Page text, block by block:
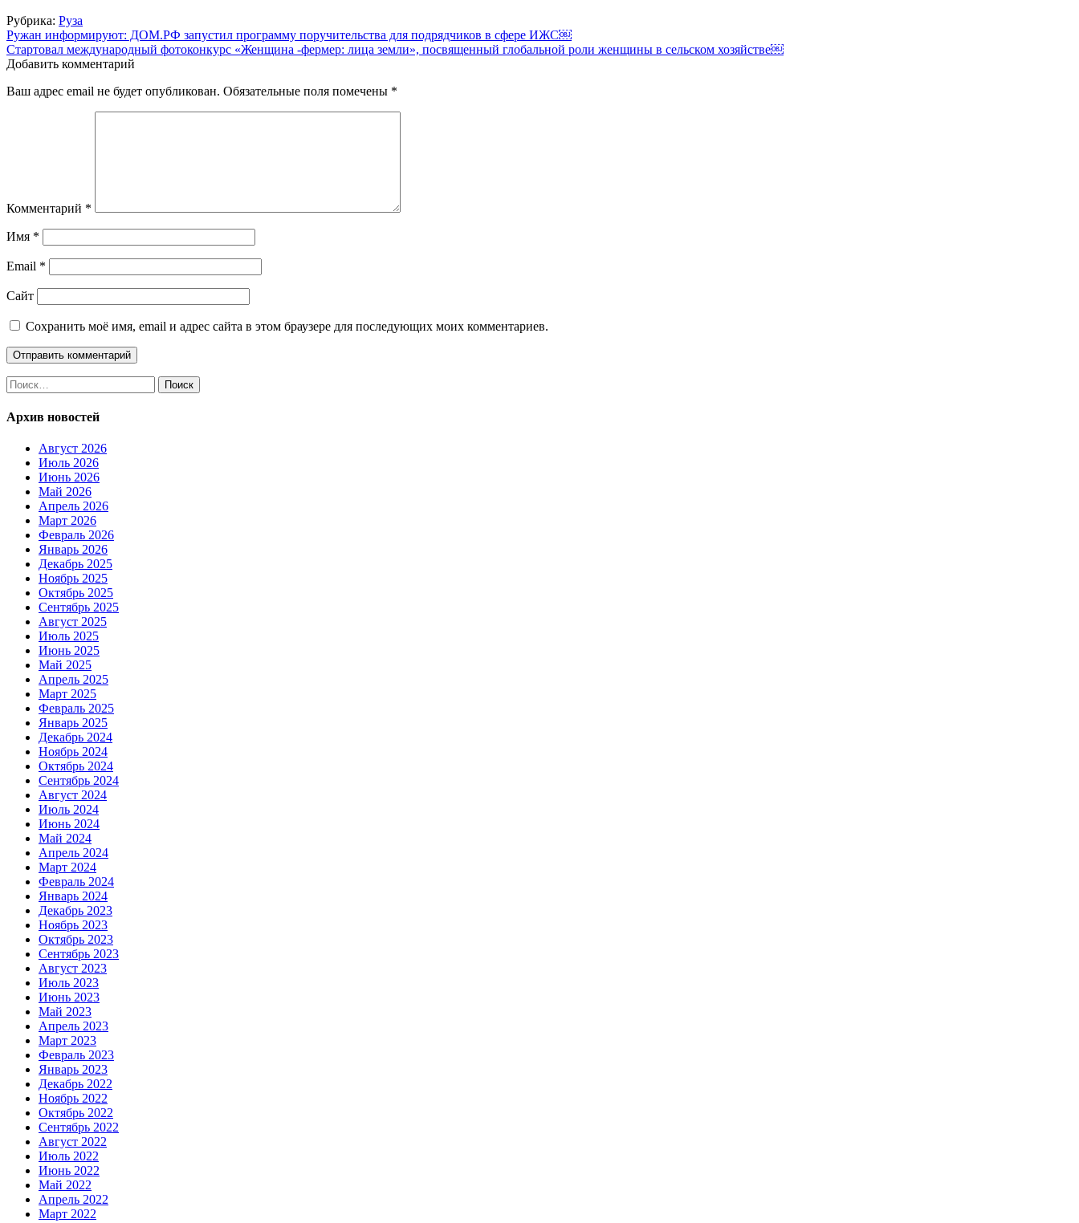
Рубрика: Руза
Навигация
по
Ружан информируют: ДОМ.РФ запустил программу поручительства для подрядчиков в сфере ИЖС￼
Стартовал международный фотоконкурс «Женщина -фермер: лица земли», посвященный глобальной роли женщины в сельском хозяйстве￼
Добавить комментарий
Ваш адрес email не будет опубликован. Обязательные поля помечены *
Комментарий *
Имя *
Email *
Сайт
Сохранить моё имя, email и адрес сайта в этом браузере для последующих моих комментариев.
Найти:
Архив новостей
Август 2026
Июль 2026
Июнь 2026
Май 2026
Апрель 2026
Март 2026
Февраль 2026
Январь 2026
Декабрь 2025
Ноябрь 2025
Октябрь 2025
Сентябрь 2025
Август 2025
Июль 2025
Июнь 2025
Май 2025
Апрель 2025
Март 2025
Февраль 2025
Январь 2025
Декабрь 2024
Ноябрь 2024
Октябрь 2024
Сентябрь 2024
Август 2024
Июль 2024
Июнь 2024
Май 2024
Апрель 2024
Март 2024
Февраль 2024
Январь 2024
Декабрь 2023
Ноябрь 2023
Октябрь 2023
Сентябрь 2023
Август 2023
Июль 2023
Июнь 2023
Май 2023
Апрель 2023
Март 2023
Февраль 2023
Январь 2023
Декабрь 2022
Ноябрь 2022
Октябрь 2022
Сентябрь 2022
Август 2022
Июль 2022
Июнь 2022
Май 2022
Апрель 2022
Март 2022